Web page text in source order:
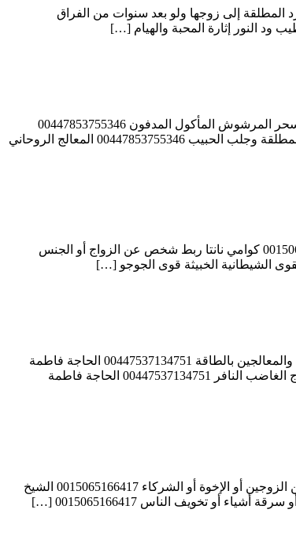
المعالج الروحاني السوداني الطيب ود النور رد المطلقة إلى زوجها ولو بعد سنوات من الفراق
المعالج الروحاني الشيخ سالم مبروك الزوي ( أبو إسلام ) فك السحر بجميع أنواعه 00447853755346 المعالج الروحاني الشيخ سالم مبروك الزوي نفك السحر المرشوش المأكول المدفون 00447853755346
المعالج الروحاني الشيخ سالم مبروك الزوي سحر المحبة والتفريق في جلسة واحدة 00447853755346 المعالج الروحاني الشيخ سالم مبروك الزوي رد المطلقة وجلب الحبيب 00447853755346 المعالج الروحاني
كوامي نانتا عمل سحر لجعل شخص يحبّ شخصاً آخر أو يعود بعد الفراق 0015067155424 كوامي نانتا التأثير على العلاقات الزوجية أو العاطفية 0015067155424 كوامي نانتا ربط شخص عن الزواج أو الجنس
الحاجة فاطمة الكاظمية الشيخة الروحانية واحدة من اكـبر الرقاة والمعالجين بالطاقة 00447537134751 الحاجة فاطمة الكاظمية واحدة من اكـبر الرقاة والمعالجين بالطاقة 00447537134751 الحاجة فاطمة
الكاظمية شيخة الشيوخ وسيدة العارفين ذات القدرات الروحانية العالية 00447537134751 الحاجة فاطمة الكاظمية فكّ السحر والعين والحسد جلب الزوج الغاضب النافر 00447537134751 الحاجة فاطمة
الشيخ الروحاني علام لزهاري جلب الحبيبة أو الحبيب رغماً عنه بالسحر السفلي 0015065166417 الشيخ الروحاني علام لزهاري إيقاع العداوة والبغضاء بين الزوجين أو الإخوة أو الشركاء 0015065166417 الشيخ